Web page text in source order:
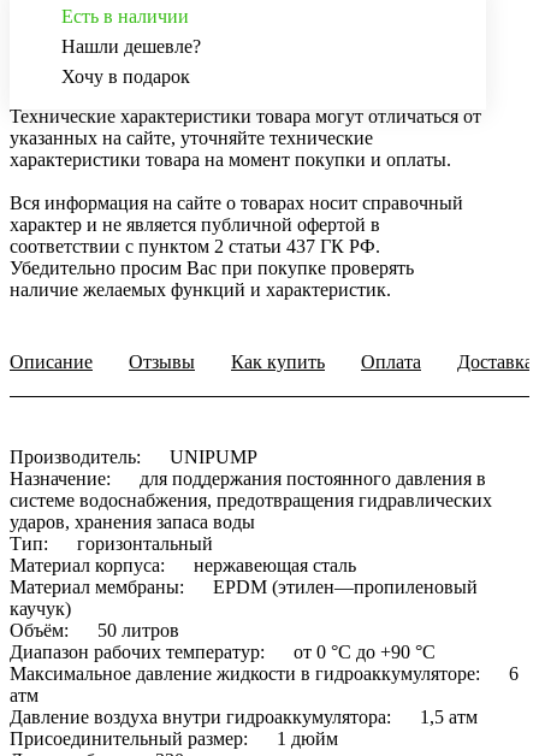
Есть в наличии
Нашли дешевле?
Хочу в подарок
Технические характеристики товара могут отличаться от
указанных на сайте, уточняйте технические
характеристики товара на момент покупки и оплаты.
Вся информация на сайте о товарах носит справочный
характер и не является публичной офертой в
соответствии с пунктом 2 статьи 437 ГК РФ.
Убедительно просим Вас при покупке проверять
наличие желаемых функций и характеристик.
Описание Отзывы Как купить Оплата Доставка
Производитель: UNIPUMP
Назначение: для поддержания постоянного давления в
системе водоснабжения, предотвращения гидравлических
ударов, хранения запаса воды
Тип: горизонтальный
Материал корпуса: нержавеющая сталь
Материал мембраны: EPDM (этилен—пропиленовый
каучук)
Объём: 50 литров
Диапазон рабочих температур: от 0 °C до +90 °C
Максимальное давление жидкости в гидроаккумуляторе: 6
атм
Давление воздуха внутри гидроаккумулятора: 1,5 атм
Присоединительный размер: 1 дюйм